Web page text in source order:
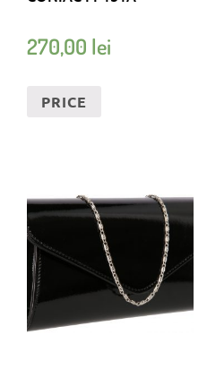
270,00 lei
PRICE